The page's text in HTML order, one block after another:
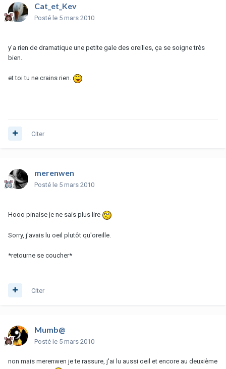
Cat_et_Kev
Posté le 5 mars 2010
y'a rien de dramatique une petite gale des oreilles, ça se soigne très
bien.
et toi tu ne crains rien.
Citer
merenwen
Posté le 5 mars 2010
Hooo pinaise je ne sais plus lire
Sorry, j'avais lu oeil plutôt qu'oreille.
*retourne se coucher*
Citer
Mumb@
Posté le 5 mars 2010
non mais merenwen je te rassure, j'ai lu aussi oeil et encore au deuxième